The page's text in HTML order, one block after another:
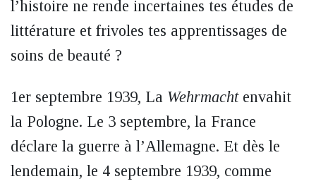
l’histoire ne rende incertaines tes études de
littérature et frivoles tes apprentissages de
soins de beauté ?
1er septembre 1939, La Wehrmachtenvahit
la Pologne. Le 3 septembre, la France
déclare la guerre à l’Allemagne. Et dès le
lendemain, le 4 septembre 1939, comme